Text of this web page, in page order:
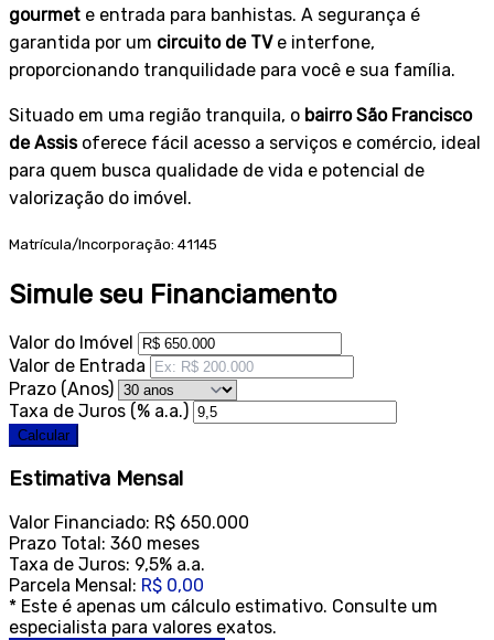
gourmet e entrada para banhistas. A segurança é
garantida por um circuito de TVe interfone,
proporcionando tranquilidade para você e sua família.
Situado em uma região tranquila, o bairro São Francisco
de Assisoferece fácil acesso a serviços e comércio, ideal
para quem busca qualidade de vida e potencial de
valorização do imóvel.
Matrícula/Incorporação: 41145
Simule seu Financiamento
Valor do Imóvel
Valor de Entrada
Prazo (Anos)
Taxa de Juros (% a.a.)
Calcular
Estimativa Mensal
Valor Financiado: R$ 650.000
Prazo Total: 360 meses
Taxa de Juros: 9,5% a.a.
Parcela Mensal: R$ 0,00
* Este é apenas um cálculo estimativo. Consulte um
especialista para valores exatos.